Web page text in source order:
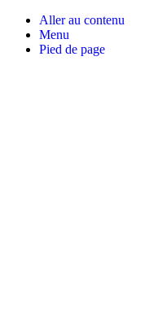
Aller au contenu
Menu
Pied de page